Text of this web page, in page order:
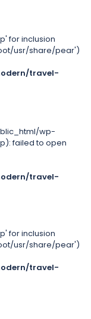
for inclusion
usr/share/pear')
travel-
wp-
failed to open
travel-
for inclusion
usr/share/pear')
travel-